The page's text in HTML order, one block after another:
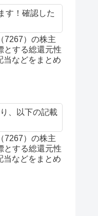
す！確認した
7267）の株主
とする総還元性
当などをまとめ
、以下の記載
7267）の株主
とする総還元性
当などをまとめ